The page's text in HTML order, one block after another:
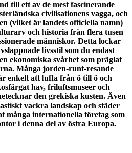
till ett av de mest fascinerande
civilisationens vagga, och
(vilket är landets officiella namn)
och historia från flera tusen
människor. Detta lockar
livsstil som du endast
ekonomiska svårhet som präglat
Många jorden-runt-resande
enkelt att luffa från ö till ö och
hav, friluftsmuseer och
den grekiska kusten. Även
vackra landskap och städer
många internationella företag som
i denna del av östra Europa.